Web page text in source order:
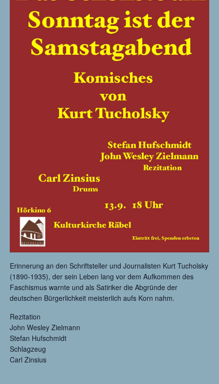
Erinnerung an den Schriftsteller und Journalisten Kurt Tucholsky
(1890-1935), der sein Leben lang vor dem Aufkommen des
Faschismus warnte und als Satiriker die Abgründe der
deutschen Bürgerlichkeit meisterlich aufs Korn nahm.
Rezitation
John Wesley Zielmann
Stefan Hufschmidt
Schlagzeug
Carl Zinsius